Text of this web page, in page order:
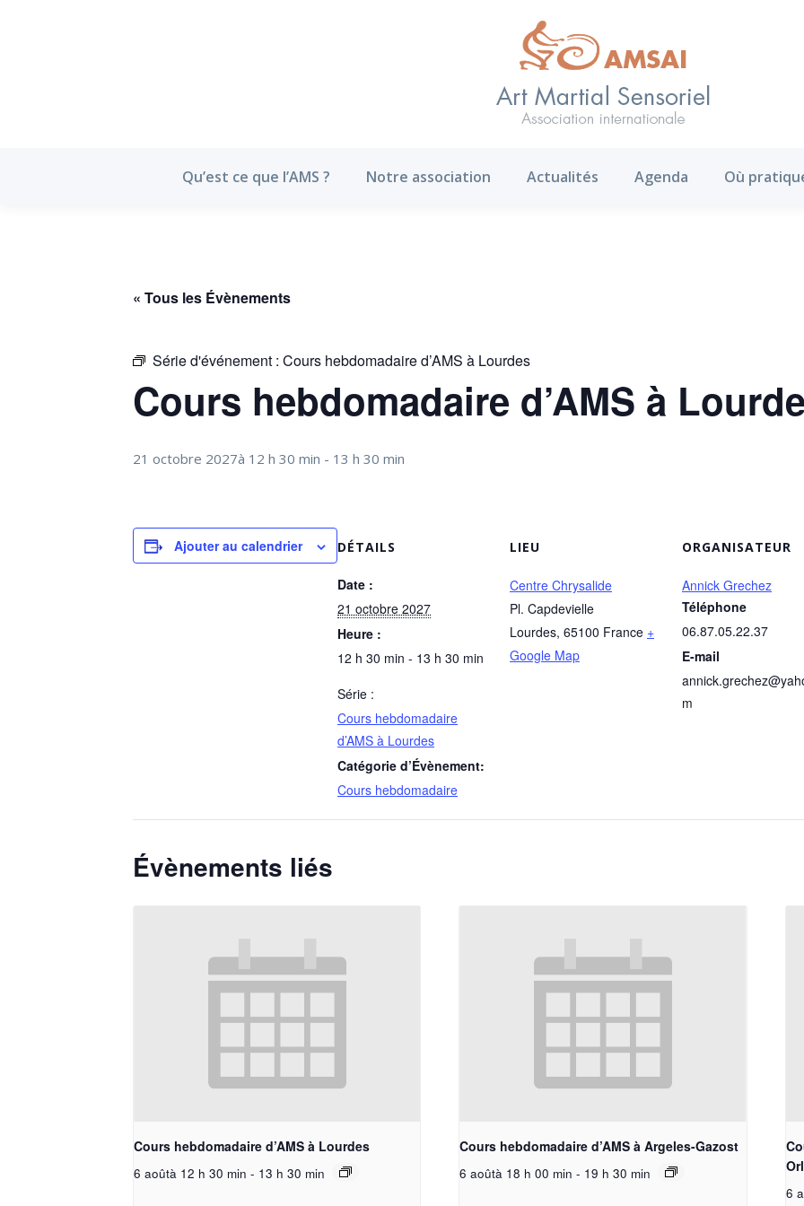
Qu’est ce que l’AMS ? Notre association Actualités Agenda Où
« Tous les Évènements
Série d'événement : Cours hebdomadaire d’AMS à Lourdes
Cours hebdomadaire d’AMS à
21 octobre 2027à 12 h 30 min - 13 h 30 min
Ajouter au calendrier DÉTAILS
Date :
21 octobre 2027
Heure :
12 h 30 min - 13 h 30 min
Série :
Cours hebdomadaire
d’AMS à Lourdes
Catégorie d’Évènement:
Cours hebdomadaire
LIEU
Centre Chrysalide
Pl. Capdevielle
Lourdes, 65100 France +
Google Map
ORGANISATEUR
Annick Grechez
Téléphone
06.87.05.22.37
E-mail
m
Évènements liés
Cours hebdomadaire d’AMS à Lourdes
6 aoûtà 12 h 30 min - 13 h 30 min
Cours hebdomadaire d’AMS à Argeles-Gazost
6 aoûtà 18 h 00 min - 19 h 30 min
6
Notre association